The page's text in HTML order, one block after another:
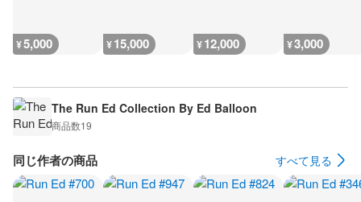
¥5,000 ¥15,000 ¥12,000 ¥3,000
The Run Ed Collection By Ed Balloon
商品数19
同じ作者の商品 すべて見る